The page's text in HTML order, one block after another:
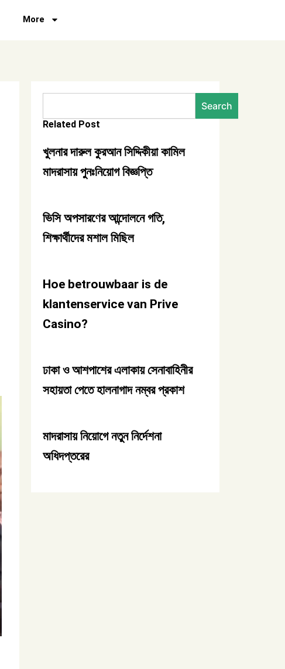
More
Search
Related Post
খুলনার দারুল কুরআন সিদ্দিকীয়া কামিল
মাদরাসায় পুনঃনিয়োগ বিজ্ঞপ্তি
ভিসি অপসারণের আন্দোলনে গতি,
শিক্ষার্থীদের মশাল মিছিল
Hoe betrouwbaar is de
klantenservice van Prive
Casino?
ঢাকা ও আশপাশের এলাকায় সেনাবাহিনীর
সহায়তা পেতে হালনাগাদ নম্বর প্রকাশ
মাদরাসায় নিয়োগে নতুন নির্দেশনা
অধিদপ্তরের